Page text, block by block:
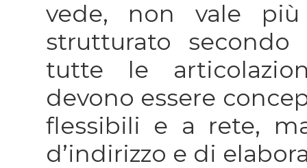
vede, non vale
strutturato
tutte le
devono essere
flessibili e a rete,
d’indirizzo e di